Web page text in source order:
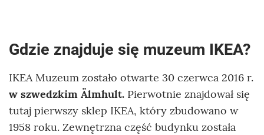
Gdzie znajduje się muzeum IKEA?
IKEA Muzeum zostało otwarte 30 czerwca 2016 r.
w szwedzkim Älmhult. Pierwotnie znajdował się
tutaj pierwszy sklep IKEA, który zbudowano w
1958 roku. Zewnętrzna część budynku została